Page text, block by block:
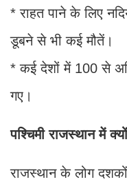
* राहत पाने के लिए
डूबने से भी कई मौतें।
* कई देशों में 100 से
गए।
पश्चिमी राजस्थान में
राजस्थान के लोग